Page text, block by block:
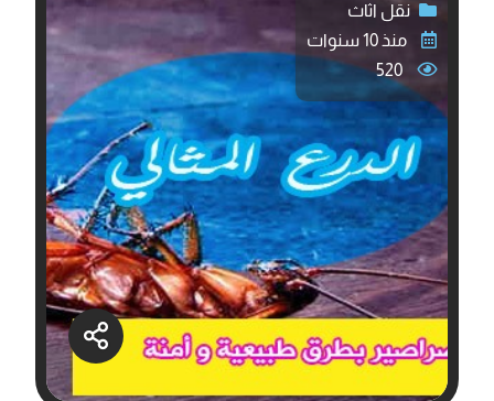
نقل اثاث
منذ 10 سنوات
520